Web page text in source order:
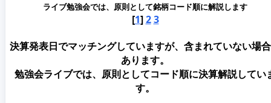
ライブ勉強会では、原則として銘柄コード順に解説します
[1]2 3
決算発表日でマッチングしていますが、含まれていない場
あります。
勉強会ライブでは、原則としてコード順に決算解説してい
す。